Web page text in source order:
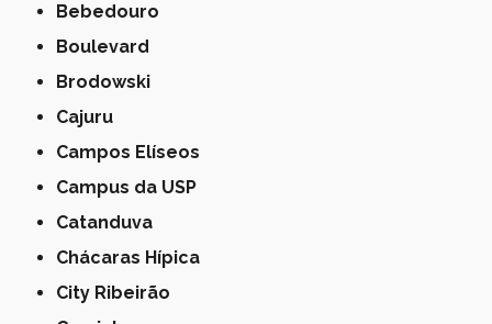
Bebedouro
Boulevard
Brodowski
Cajuru
Campos Elíseos
Campus da USP
Catanduva
Chácaras Hípica
City Ribeirão